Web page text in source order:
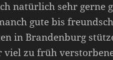
natürlich sehr gerne
gute bis
in Brandenburg
zu früh